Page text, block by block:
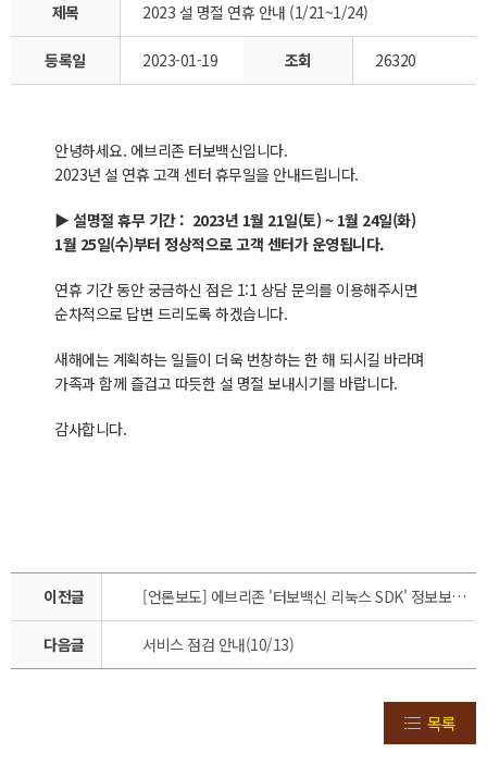
제목 2023 설 명절 연휴 안내 (1/21~1/24)
등록일 2023-01-19 조회 26320
안녕하세요. 에브리존 터보백신입니다.
2023년 설 연휴 고객 센터 휴무일을 안내드립니다.
▶ 설명절 휴무 기간 : 2023년 1월 21일(토) ~ 1월 24일(화)
1월 25일(수)부터 정상적으로 고객 센터가 운영됩니다.
연휴 기간 동안 궁금하신 점은 1:1 상담 문의를 이용해주시면
순차적으로 답변 드리도록 하겠습니다.
새해에는 계획하는 일들이 더욱 번창하는 한 해 되시길 바라며
가족과 함께 즐겁고 따듯한 설 명절 보내시기를 바랍니다.
감사합니다.
이전글 [언론보도] 에브리존 '터보백신 리눅스 SDK' 정보보호 성능평가 인증획득
다음글 서비스 점검 안내(10/13)
목록